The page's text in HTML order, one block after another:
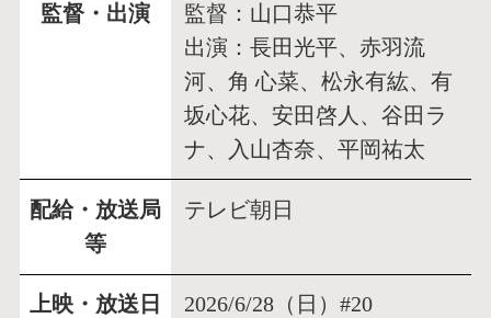
監督・出演
監督：山口恭平
出演：長田光平、赤羽流
河、角 心菜、松永有紘、有
坂心花、安田啓人、谷田ラ
ナ、入山杏奈、平岡祐太
配給・放送局
等
テレビ朝日
上映・放送日
2026/6/28（日）#20